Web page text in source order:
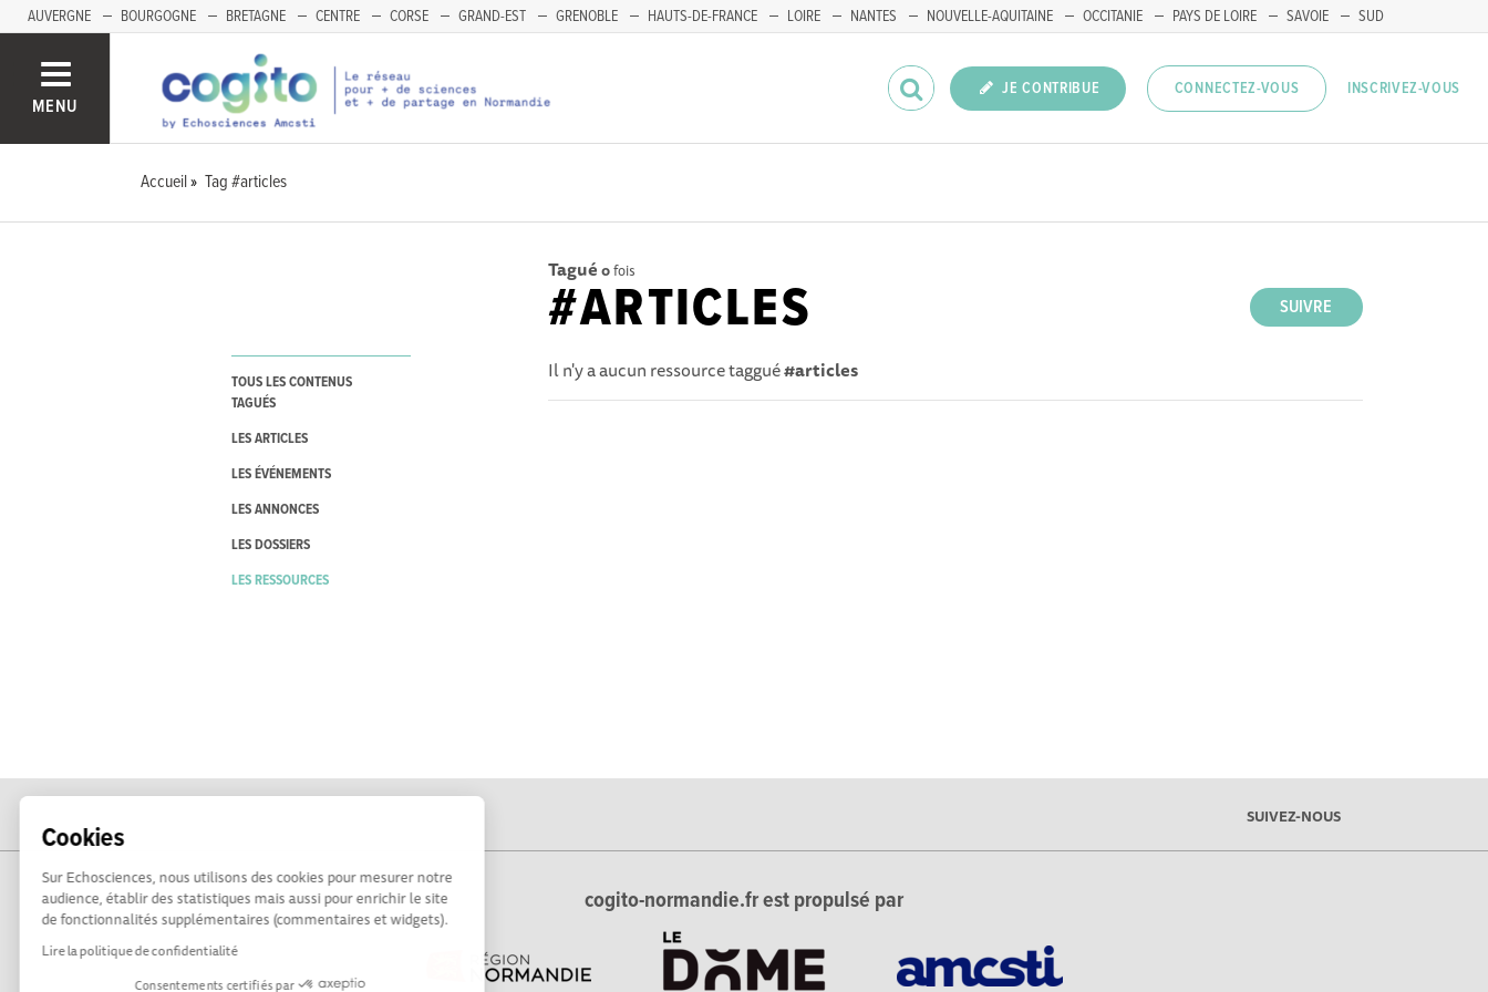
Cookies
Sur Echosciences, nous utilisons des cookies pour mesurer notre
audience, établir des statistiques mais aussi pour enrichir le site
de fonctionnalités supplémentaires (commentaires et widgets).
Lire la politique de confidentialité
Consentements certifiés par
AUVERGNE BOURGOGNE BRETAGNE CENTRE CORSE GRAND-EST GRENOBLE HAUTS-DE-FRANCE LOIRE NANTES NOUVELLE-AQUITAINE OCCITANIE PAYS DE LOIRE SAVOIE SUD
MENU
JE CONTRIBUE CONNECTEZ-VOUS INSCRIVEZ-VOUS
Accueil Tag #articles
TOUS LES CONTENUS
TAGUÉS
LES ARTICLES
LES ÉVÉNEMENTS
LES ANNONCES
LES DOSSIERS
LES RESSOURCES
Tagué 0fois
SUIVRE
#ARTICLES
Il n'y a aucun ressource taggué#articles
SUIVEZ-NOUS
cogito-normandie.fr est propulsé par